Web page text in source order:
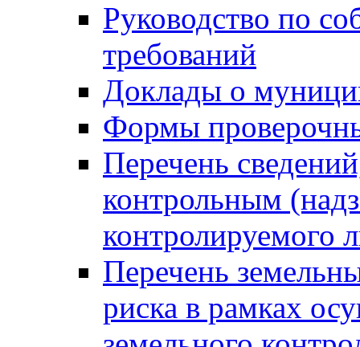
Руководство по
требований
Доклады о
Формы
Перечень
контрольным
контролируемого
Перечень
риска в рамках